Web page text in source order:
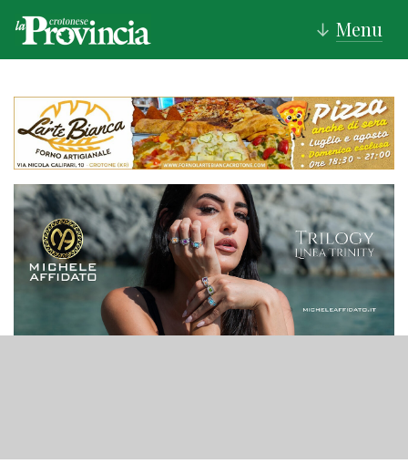
↓ Menu